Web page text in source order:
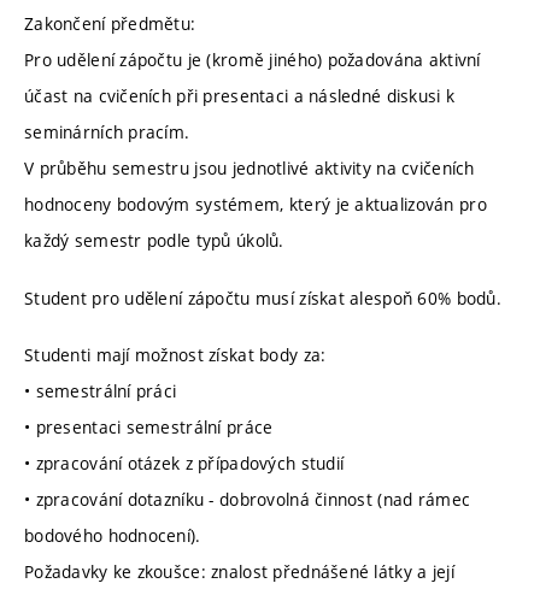
Zakončení předmětu:
Pro udělení zápočtu je (kromě jiného) požadována aktivní
účast na cvičeních při presentaci a následné diskusi k
seminárních pracím.
V průběhu semestru jsou jednotlivé aktivity na cvičeních
hodnoceny bodovým systémem, který je aktualizován pro
každý semestr podle typů úkolů.
Student pro udělení zápočtu musí získat alespoň 60% bodů.
Studenti mají možnost získat body za:
• semestrální práci
• presentaci semestrální práce
• zpracování otázek z případových studií
• zpracování dotazníku - dobrovolná činnost (nad rámec
bodového hodnocení).
Požadavky ke zkoušce: znalost přednášené látky a její